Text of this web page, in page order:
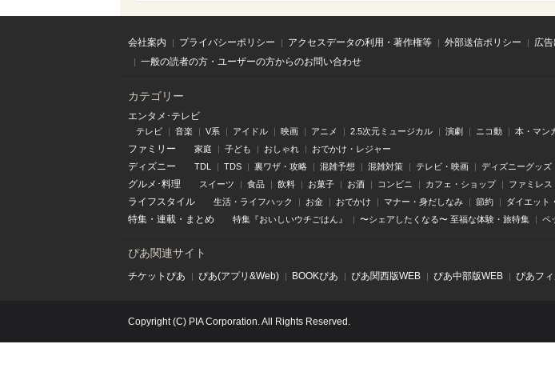
会社案内 プライバシーポリシー アクセスデータの利用・著作権等 外部送信ポリシー
広
一般の読者の方・ユーザーの方からのお問い合わせ
カテゴリー
エンタメ･テレビ
テレビ 音楽 V系 アイドル 映画 アニメ 2.5次元ミュージカル 演劇 ニコ動 本・マン
ファミリー 家庭 子ども おしゃれ おでかけ・レジャー
ディズニー TDL TDS 裏ワザ・攻略 混雑予想 混雑対策 テレビ・映画 ディズニーグッズ
グルメ･料理 スイーツ 食品 飲料 お菓子 お酒 コンビニ カフェ・ショップ ファミレス
ライフスタイル 生活・ライフハック お金 おでかけ マナー・身だしなみ 節約 ダイエット
特集 ・ 連載 ・ まとめ 特集『おいしいウチごはん』 〜シェアしたくなる〜 至福な体験・旅特集 ペ
ぴあ関連サイト
チケットぴあ ぴあ(アプリ&Web) BOOKぴあ ぴあ関⻄版WEB ぴあ中部版WEB ぴあフ
Copyright (C) PIA Corporation. All Rights Reserved.